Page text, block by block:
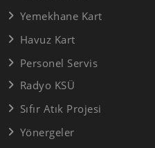
Yemekhane Kart
Havuz Kart
Personel Servis
Radyo KSÜ
Sıfır Atık Projesi
Yönergeler